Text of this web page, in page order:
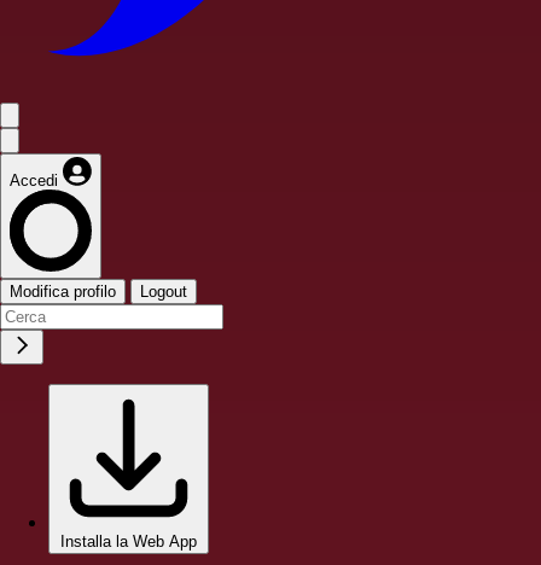
Accedi
Modifica profilo Logout
Installa la Web App